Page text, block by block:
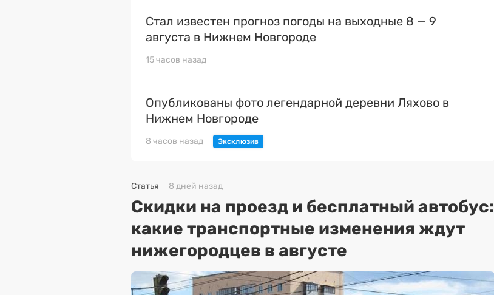
Стал известен прогноз погоды на выходные 8 — 9
августа в Нижнем Новгороде
15 часов назад
Опубликованы фото легендарной деревни Ляхово в
Нижнем Новгороде
8 часов назад
Статья 8 дней назад
Скидки на проезд и бесплатный автобус:
какие транспортные изменения ждут
нижегородцев в августе